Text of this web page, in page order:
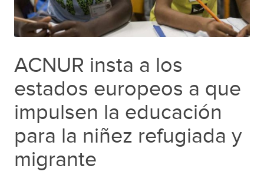
ACNUR insta a los
estados europeos a que
impulsen la educación
para la niñez refugiada y
migrante